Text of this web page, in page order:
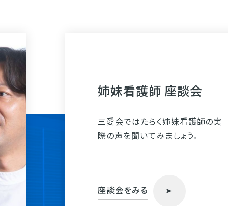
姉妹看護師 座談会
三愛会ではたらく姉妹看護師の実
際の声を聞いてみましょう。
座談会をみる